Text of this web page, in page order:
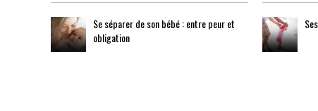
Se séparer de son bébé : entre peur et
obligation